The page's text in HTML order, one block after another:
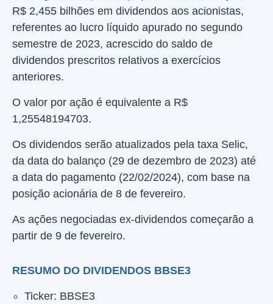
R$ 2,455 bilhões em dividendos aos acionistas,
referentes ao lucro líquido apurado no segundo
semestre de 2023, acrescido do saldo de
dividendos prescritos relativos a exercícios
anteriores.
O valor por ação é equivalente a R$
1,25548194703.
Os dividendos serão atualizados pela taxa Selic,
da data do balanço (29 de dezembro de 2023) até
a data do pagamento (22/02/2024), com base na
posição acionária de 8 de fevereiro.
As ações negociadas ex-dividendos começarão a
partir de 9 de fevereiro.
RESUMO DO DIVIDENDOS BBSE3
Ticker: BBSE3